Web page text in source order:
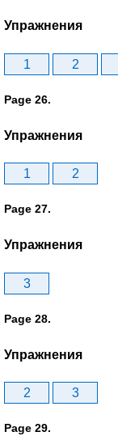
Упражнения
1 2
Page 26.
Упражнения
1 2
Page 27.
Упражнения
3
Page 28.
Упражнения
2 3
Page 29.